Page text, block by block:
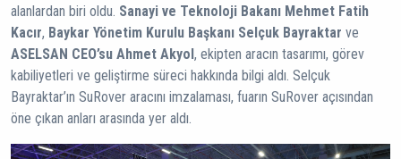
alanlardan biri oldu. Sanayi ve Teknoloji Bakanı Mehmet Fatih
Kacır, Baykar Yönetim Kurulu Başkanı Selçuk Bayraktar ve
ASELSAN CEO’su Ahmet Akyol , ekipten aracın tasarımı, görev
kabiliyetleri ve geliştirme süreci hakkında bilgi aldı. Selçuk
Bayraktar’ın SuRover aracını imzalaması, fuarın SuRover açısından
öne çıkan anları arasında yer aldı.